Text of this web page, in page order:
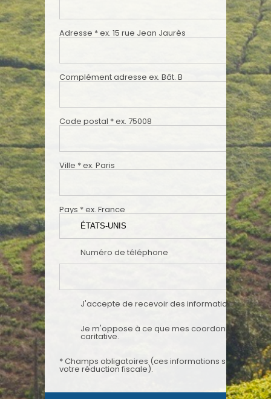
Adresse *ex. 15 rue Jean Jaurès
Complément adresse ex. Bât. B
Code postal *ex. 75008
Ville *ex. Paris
Pays *ex. France
Numéro de téléphone
J'accepte de recevoir des informations du
Je m'oppose à ce que mes coordonnées
caritative.
*Champs obligatoires (ces informations sont notamment indispensables pour bénéficier de
votre réduction fiscale).